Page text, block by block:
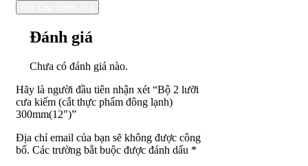
Đánh giá
Chưa có đánh giá nào.
Hãy là người đầu tiên nhận xét “Bộ 2 lưỡi
cưa kiếm (cắt thực phẩm đông lạnh)
300mm(12″)”
Địa chỉ email của bạn sẽ không được công
bố. Các trường bắt buộc được đánh dấu *